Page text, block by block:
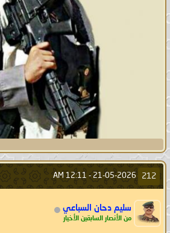
212
21-05-2026 -
12:11 AM
سليم دحان السباعي
من الأنصار السابقين الأخيار